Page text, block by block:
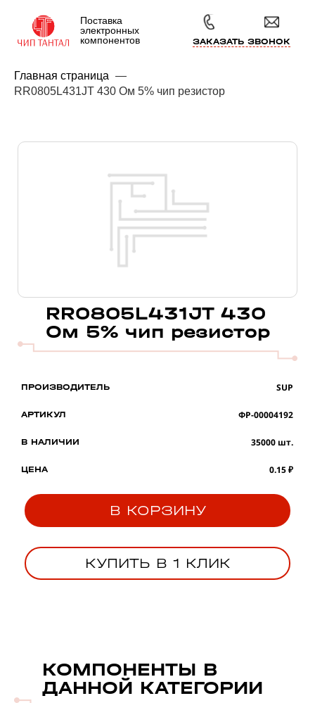
Поставка
электронных
компонентов
ЗАКАЗАТЬ ЗВОНОК
Главная страница —
RR0805L431JT 430 Ом 5% чип резистор
RR0805L431JT 430
Ом 5% чип резистор
ПРОИЗВОДИТЕЛЬ SUP
АРТИКУЛ ФР-00004192
В НАЛИЧИИ 35000 шт.
ЦЕНА 0.15 ₽
В КОРЗИНУ
КУПИТЬ В 1 КЛИК
КОМПОНЕНТЫ В
ДАННОЙ КАТЕГОРИИ